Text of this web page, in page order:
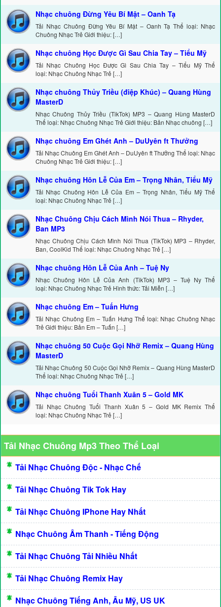
Nhạc chuông Đừng Yêu Bí Mật – Oanh Tạ
Tải Nhạc Chuông Đừng Yêu Bí Mật – Oanh Tạ Thể loại: Nhạc
Chuông Nhạc Trẻ Giới thiệu: […]
Nhạc chuông Học Được Gì Sau Chia Tay – Tiểu Mỹ
Tải Nhạc Chuông Học Được Gì Sau Chia Tay – Tiểu Mỹ Thể
loại: Nhạc Chuông Nhạc Trẻ […]
Nhạc chuông Thủy Triều (điệp Khúc) – Quang Hùng
MasterD
Nhạc Chuông Thủy Triều (TikTok) MP3 – Quang Hùng MasterD
Thể loại: Nhạc Chuông Nhạc Trẻ Giới thiệu: Bản Nhạc chuông […]
Nhạc chuông Em Ghét Anh – DuUyên ft Thưởng
Tải Nhạc Chuông Em Ghét Anh – DuUyên ft Thưởng Thể loại: Nhạc
Chuông Nhạc Trẻ Giới thiệu: […]
Nhạc chuông Hôn Lễ Của Em – Trọng Nhân, Tiểu Mỹ
Tải Nhạc Chuông Hôn Lễ Của Em – Trọng Nhân, Tiểu Mỹ Thể
loại: Nhạc Chuông Nhạc Trẻ […]
Nhạc Chuông Chịu Cách Mình Nói Thua – Rhyder,
Ban MP3
Nhạc Chuông Chịu Cách Mình Nói Thua (TikTok) MP3 – Rhyder,
Ban, CoolKid Thể loại: Nhạc Chuông Nhạc Trẻ […]
Nhạc chuông Hôn Lễ Của Anh – Tuệ Ny
Nhạc Chuông Hôn Lễ Của Anh (TikTok) MP3 – Tuệ Ny Thể
loại: Nhạc Chuông Nhạc Trẻ Hình thức: Tải Miễn […]
Nhạc chuông Em – Tuấn Hưng
Tải Nhạc Chuông Em – Tuấn Hưng Thể loại: Nhạc Chuông Nhạc
Trẻ Giới thiệu: Bản Em – Tuấn […]
Nhạc chuông 50 Cuộc Gọi Nhỡ Remix – Quang Hùng
MasterD
Tải Nhạc Chuông 50 Cuộc Gọi Nhỡ Remix – Quang Hùng MasterD
Thể loại: Nhạc Chuông Nhạc Trẻ […]
Nhạc chuông Tuổi Thanh Xuân 5 – Gold MK
Tải Nhạc Chuông Tuổi Thanh Xuân 5 – Gold MK Remix Thể
loại: Nhạc Chuông Nhạc Trẻ […]
Tải Nhạc Chuông Mp3 Theo Thể Loại
Tải Nhạc Chuông Độc - Nhạc Chế
Tải Nhạc Chuông Tik Tok Hay
Tải Nhạc Chuông IPhone Hay Nhất
Nhạc Chuông Âm Thanh - Tiếng Động
Tải Nhạc Chuông Tải Nhiều Nhất
Tải Nhạc Chuông Remix Hay
Nhạc Chuông Tiếng Anh, Âu Mỹ, US UK